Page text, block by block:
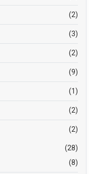
(2)
(3)
(2)
(9)
(1)
(2)
(2)
(28)
(8)